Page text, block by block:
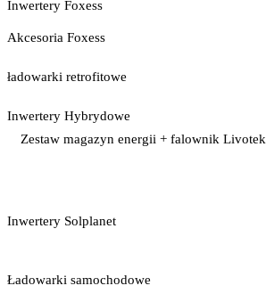
Inwertery Foxess
Akcesoria Foxess
ładowarki retrofitowe
Inwertery Hybrydowe
Zestaw magazyn energii + falownik Livotek
Inwertery Solplanet
Ładowarki samochodowe